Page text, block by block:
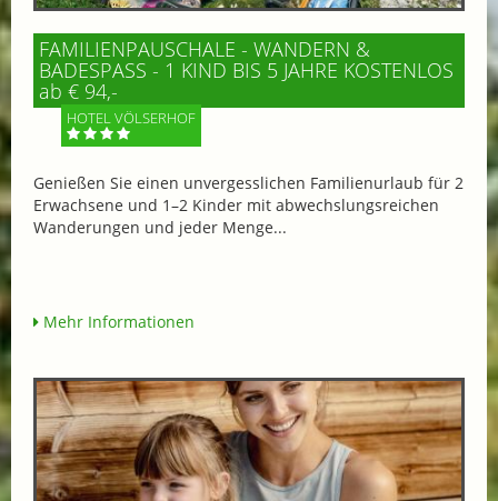
FAMILIENPAUSCHALE - WANDERN &
BADESPASS - 1 KIND BIS 5 JAHRE KOSTENLOS
ab € 94,-
HOTEL VÖLSERHOF
Genießen Sie einen unvergesslichen Familienurlaub für 2
Erwachsene und 1–2 Kinder mit abwechslungsreichen
Wanderungen und jeder Menge...
Mehr Informationen